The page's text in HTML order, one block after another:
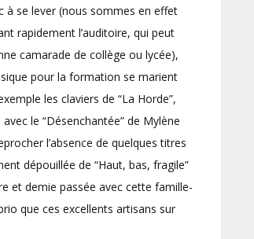
à se lever (nous sommes en effet
rapidement l’auditoire, qui peut
camarade de collège ou lycée),
pour la formation se marient
les claviers de “La Horde”,
le “Désenchantée” de Mylène
l’absence de quelques titres
dépouillée de “Haut, bas, fragile”
et demie passée avec cette famille-
que ces excellents artisans sur